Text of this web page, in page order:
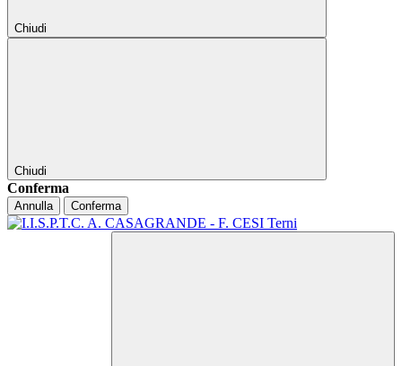
Chiudi
Chiudi
Conferma
Annulla Conferma